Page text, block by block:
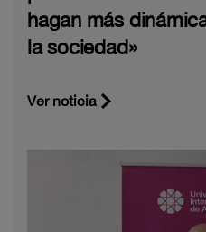
hagan más
la sociedad»
Ver noticia